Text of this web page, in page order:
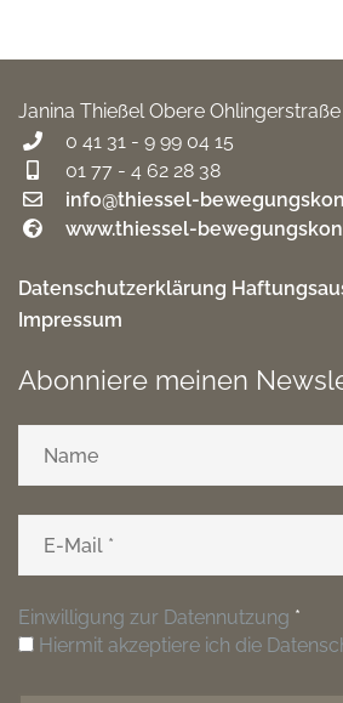
Janina ThießelObere Ohlingerstraße
0 41 31 - 9 99 04 15
01 77 - 4 62 28 38
info@thiessel-
www.thiessel-
Datenschutzerklärung
Impressum
Abonniere meinen
Einwilligung zur Datennutzung *
Hiermit akzeptiere ich die